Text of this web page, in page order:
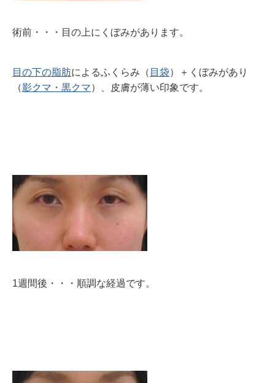
術前・・・目の上にくぼみがあります。
目の下の脂肪によるふくらみ（ 目袋）
＋くぼみがあり
（影クマ・黒クマ） 、皮膚が薄い印象です。
1週間後・・・順調な経過です。